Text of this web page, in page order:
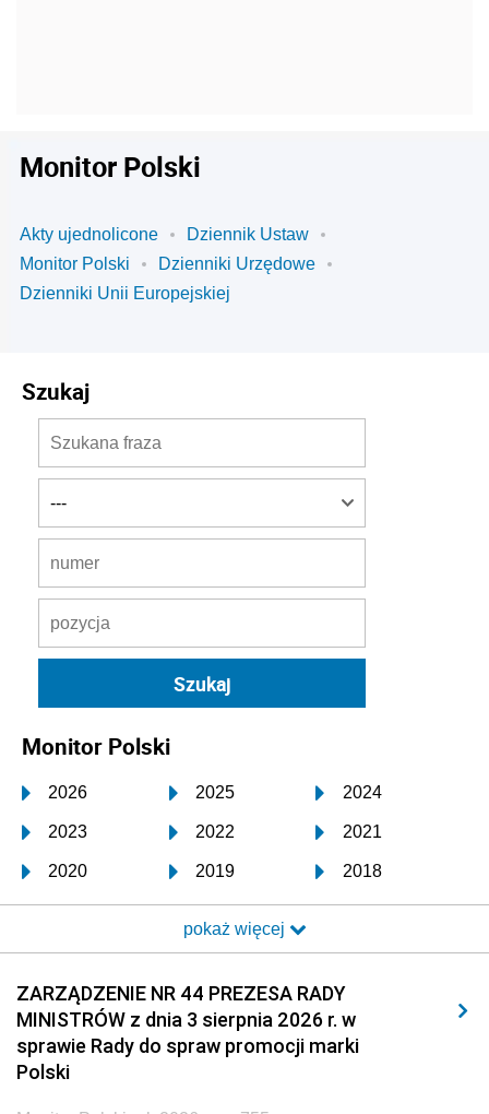
Monitor Polski
Akty ujednolicone
Dziennik Ustaw
Monitor Polski
Dzienniki Urzędowe
Dzienniki Unii Europejskiej
Szukaj
Monitor Polski
2026 2025 2024
2023 2022 2021
2020 2019 2018
2017 2016 2015
2014 2013 2012
2011 2010 2009
2008 2007 2006
2005
pokaż więcej
ZARZĄDZENIE NR 44 PREZESA RADY
MINISTRÓW z dnia 3 sierpnia 2026 r. w
sprawie Rady do spraw promocji marki
Polski